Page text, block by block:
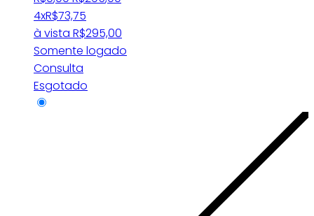
4xR$73,75
à vista R$295,00
Somente logado
Consulta
Esgotado